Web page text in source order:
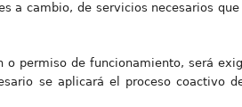
a cambio, de servicios necesarios
permiso de funcionamiento, será
se aplicará el proceso coactivo